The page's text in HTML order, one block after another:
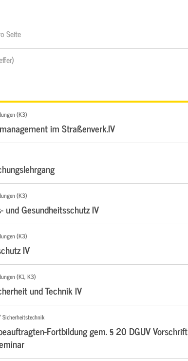
Seite
(K3)
im Straßenverk.IV
(K3)
und Gesundheitsschutz IV
(K3)
IV
(K1, K3)
und Technik IV
Fortbildung gem. § 20 DGUV Vorschrift